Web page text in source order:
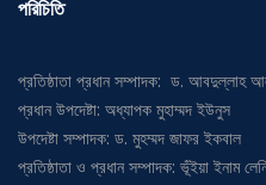
প্রধান উপদেষ্টা: অধ্যাপক মুহাম্মদ ইউনুস
উপদেষ্টা সম্পাদক: ড. মুহম্মদ জাফর ইকবাল
প্রতিষ্ঠাতা ও প্রধান সম্পাদক: ভূঁইয়া ইনাম লেনিন
সম্পাদক: প্রকৌশলী হাকিকুর রহমান